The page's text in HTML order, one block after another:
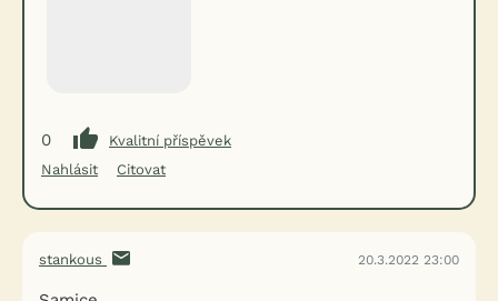
0
Kvalitní příspěvek
Nahlásit
Citovat
stankous 20.3.2022 23:00